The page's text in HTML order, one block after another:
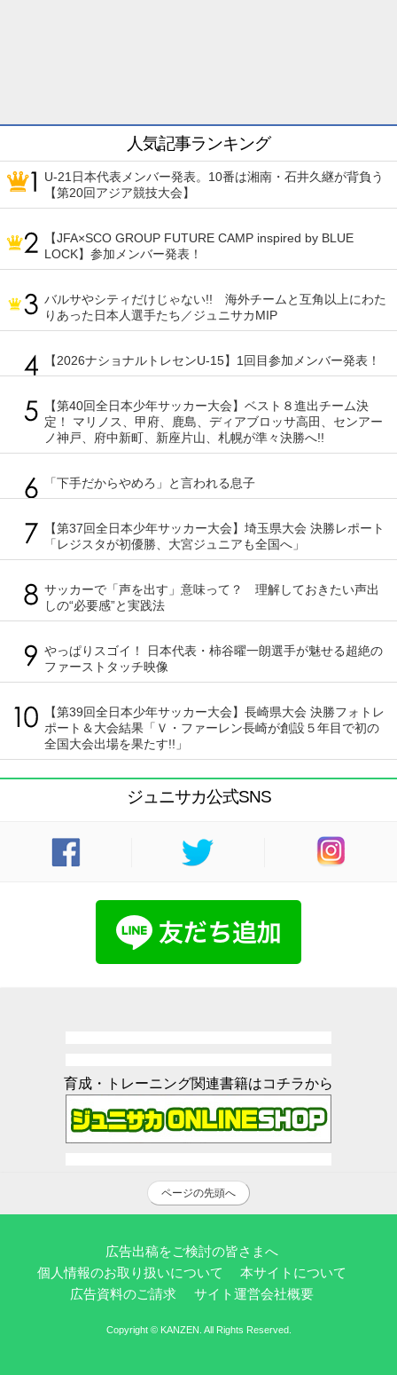
人気記事ランキング
U-21日本代表メンバー発表。10番は湘南・石井久継が背負う
【第20回アジア競技大会】
【JFA×SCO GROUP FUTURE CAMP inspired by BLUE
LOCK】参加メンバー発表！
バルサやシティだけじゃない!! 海外チームと互角以上にわた
りあった日本人選手たち／ジュニサカMIP
【2026ナショナルトレセンU-15】1回目参加メンバー発表！
【第40回全日本少年サッカー大会】ベスト８進出チーム決
定！ マリノス、甲府、鹿島、ディアブロッサ高田、センアー
ノ神戸、府中新町、新座片山、札幌が準々決勝へ!!
「下手だからやめろ」と言われる息子
【第37回全日本少年サッカー大会】埼玉県大会 決勝レポート
「レジスタが初優勝、大宮ジュニアも全国へ」
サッカーで「声を出す」意味って？ 理解しておきたい声出
しの“必要感”と実践法
やっぱりスゴイ！ 日本代表・柿谷曜一朗選手が魅せる超絶の
ファーストタッチ映像
【第39回全日本少年サッカー大会】長崎県大会 決勝フォトレ
ポート＆大会結果「Ｖ・ファーレン長崎が創設５年目で初の
全国大会出場を果たす!!」
ジュニサカ公式SNS
育成・トレーニング関連書籍はコチラから
ページの先頭へ
広告出稿をご検討の皆さまへ
個人情報のお取り扱いについて
本サイトについて
広告資料のご請求
サイト運営会社概要
Copyright © KANZEN. All Rights Reserved.